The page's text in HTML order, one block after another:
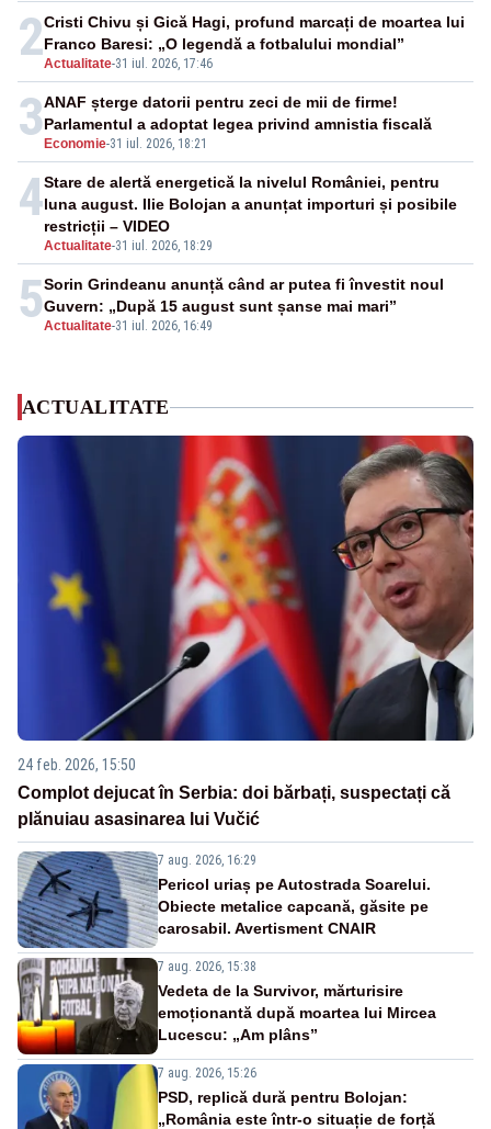
2Actualitate-31 iul. 2026, 17:46
Cristi Chivu și Gică Hagi, profund marcați de moartea lui
Franco Baresi: „O legendă a fotbalului mondial”
3 Economie-31 iul. 2026, 18:21
ANAF șterge datorii pentru zeci de mii de firme!
Parlamentul a adoptat legea privind amnistia fiscală
4
Actualitate-31 iul. 2026, 18:29
Stare de alertă energetică la nivelul României, pentru
luna august. Ilie Bolojan a anunțat importuri și posibile
restricții – VIDEO
5Actualitate-31 iul. 2026, 16:49
Sorin Grindeanu anunță când ar putea fi învestit noul
Guvern: „După 15 august sunt șanse mai mari”
ACTUALITATE
24 feb. 2026, 15:50
Complot dejucat în Serbia: doi bărbați, suspectați că
plănuiau asasinarea lui Vučić
7 aug. 2026, 16:29
Pericol uriaș pe Autostrada Soarelui.
Obiecte metalice capcană, găsite pe
carosabil. Avertisment CNAIR
7 aug. 2026, 15:38
Vedeta de la Survivor, mărturisire
emoționantă după moartea lui Mircea
Lucescu: „Am plâns”
7 aug. 2026, 15:26
PSD, replică dură pentru Bolojan:
„România este într-o situație de forță